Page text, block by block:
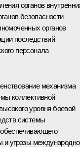
органов
безопасности
органов
последствий
персонала
механизма
коллективной
уровня боевой
системы
и угрозы